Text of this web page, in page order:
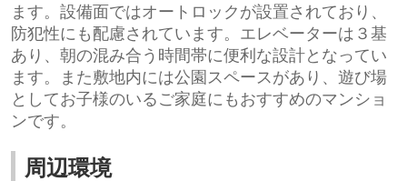
ます。設備面ではオートロックが設置されており、
防犯性にも配慮されています。エレベーターは３基
あり、朝の混み合う時間帯に便利な設計となってい
ます。また敷地内には公園スペースがあり、遊び場
としてお子様のいるご家庭にもおすすめのマンショ
ンです。
周辺環境